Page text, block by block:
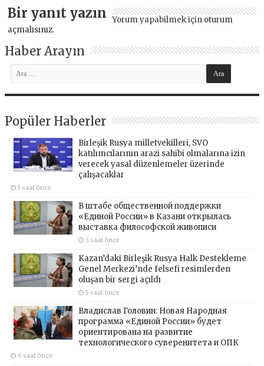
Bir yanıt yazın Yorum yapabilmek için oturum
açmalısınız.
Haber Arayın
Popüler Haberler
Birleşik Rusya milletvekilleri, SVO
katılımcılarının arazi sahibi olmalarına izin
verecek yasal düzenlemeler üzerinde
çalışacaklar
1 saat önce
В штабе общественной поддержки
«Единой России» в Казани открылась
выставка философской живописи
3 saat önce
Kazan’daki Birleşik Rusya Halk Destekleme
Genel Merkezi’nde felsefi resimlerden
oluşan bir sergi açıldı
5 saat önce
Владислав Головин: Новая Народная
программа «Единой России» будет
ориентирована на развитие
технологического суверенитета и ОПК
6 saat önce